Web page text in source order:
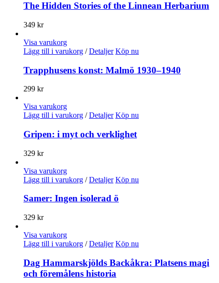
The Hidden Stories of the Linnean Herbarium
349 kr
Visa varukorg
Lägg till i varukorg / Detaljer Köp nu
Trapphusens konst: Malmö 1930–1940
299 kr
Visa varukorg
Lägg till i varukorg / Detaljer Köp nu
Gripen: i myt och verklighet
329 kr
Visa varukorg
Lägg till i varukorg / Detaljer Köp nu
Samer: Ingen isolerad ö
329 kr
Visa varukorg
Lägg till i varukorg / Detaljer Köp nu
Dag Hammarskjölds Backåkra: Platsens magi
och föremålens historia